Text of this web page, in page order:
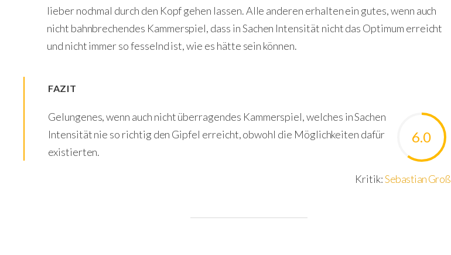
lieber nochmal durch den Kopf gehen lassen. Alle anderen erhalten ein gutes, wenn auch
nicht bahnbrechendes Kammerspiel, dass in Sachen Intensität nicht das Optimum erreicht
und nicht immer so fesselnd ist, wie es hätte sein können.
FAZIT
6.0
Gelungenes, wenn auch nicht überragendes Kammerspiel, welches in Sachen
Intensität nie so richtig den Gipfel erreicht, obwohl die Möglichkeiten dafür
existierten.
Kritik:Sebastian Groß